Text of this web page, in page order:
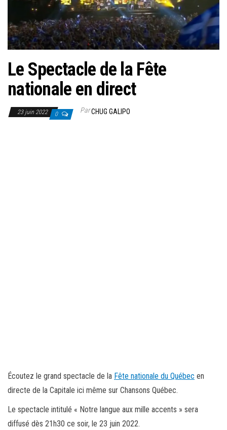
Le Spectacle de la Fête
nationale en direct
23 juin 2022 0 ParCHUG GALIPO
Écoutez le grand spectacle de la Fête nationale du Québec en
directe de la Capitale ici même sur Chansons Québec.
Le spectacle intitulé « Notre langue aux mille accents » sera
diffusé dès 21h30 ce soir, le 23 juin 2022.